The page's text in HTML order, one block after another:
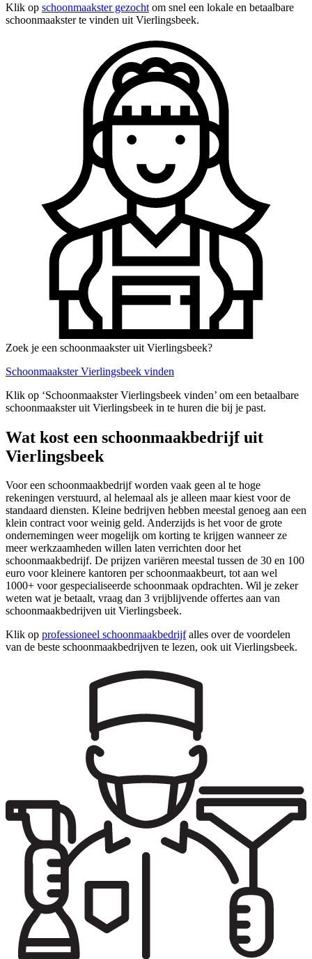
Klik op schoonmaakster gezocht om snel een lokale en betaalbare
schoonmaakster te vinden uit Vierlingsbeek.
Zoek je een schoonmaakster uit Vierlingsbeek?
Schoonmaakster Vierlingsbeek vinden
Klik op ‘Schoonmaakster Vierlingsbeek vinden’ om een betaalbare
schoonmaakster uit Vierlingsbeek in te huren die bij je past.
Wat kost een schoonmaakbedrijf uit
Vierlingsbeek
Voor een schoonmaakbedrijf worden vaak geen al te hoge
rekeningen verstuurd, al helemaal als je alleen maar kiest voor de
standaard diensten. Kleine bedrijven hebben meestal genoeg aan een
klein contract voor weinig geld. Anderzijds is het voor de grote
ondernemingen weer mogelijk om korting te krijgen wanneer ze
meer werkzaamheden willen laten verrichten door het
schoonmaakbedrijf. De prijzen variëren meestal tussen de 30 en 100
euro voor kleinere kantoren per schoonmaakbeurt, tot aan wel
1000+ voor gespecialiseerde schoonmaak opdrachten. Wil je zeker
weten wat je betaalt, vraag dan 3 vrijblijvende offertes aan van
schoonmaakbedrijven uit Vierlingsbeek.
Klik op professioneel schoonmaakbedrijfalles over de voordelen
van de beste schoonmaakbedrijven te lezen, ook uit Vierlingsbeek.